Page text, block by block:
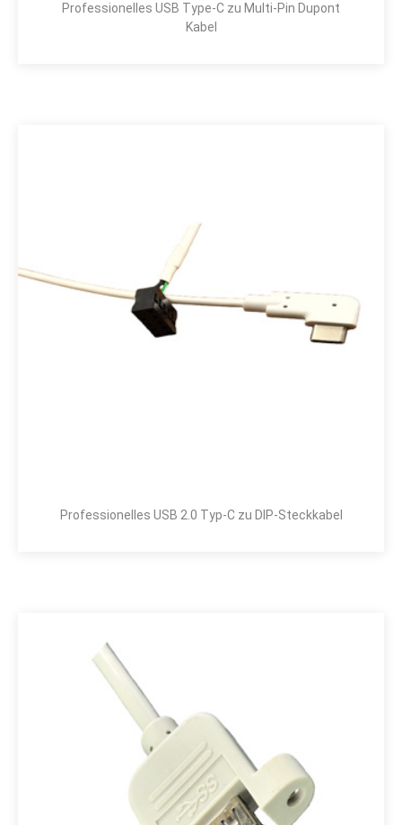
Professionelles USB Type-C zu Multi-Pin Dupont
Kabel
Professionelles USB 2.0 Typ-C zu DIP-Steckkabel